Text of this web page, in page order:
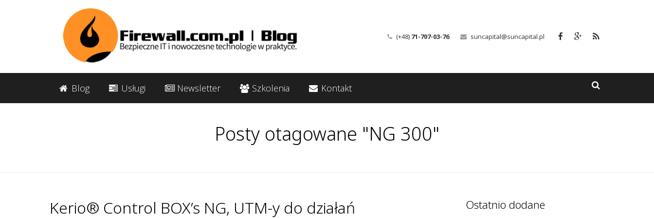
(+48) 71-707-03-76 suncapital@suncapital.pl
Blog Usługi Newsletter Szkolenia Kontakt
Posty otagowane "NG 300"
Kerio® Control BOX’s NG, UTM-y do działań Ostatnio dodane